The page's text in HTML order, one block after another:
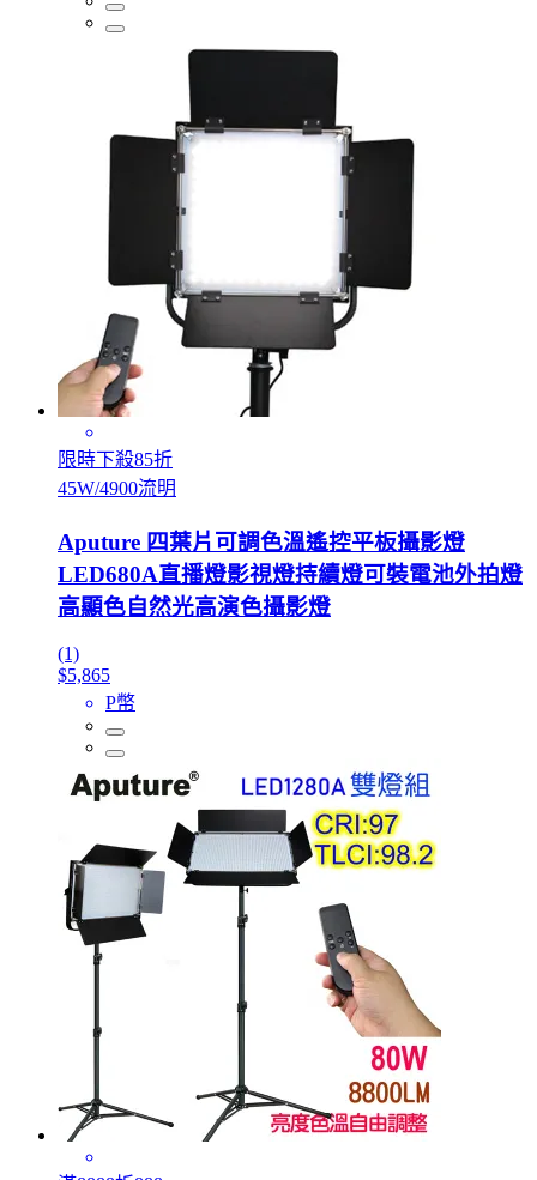
限時下殺85折
45W/4900流明
Aputure 四葉片可調色溫遙控平板攝影燈
LED680A直播燈影視燈持續燈可裝電池外拍燈
高顯色自然光高演色攝影燈
(1)
$5,865
P幣